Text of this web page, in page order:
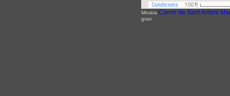
Mostra Carrer de Sant Antoni
gran